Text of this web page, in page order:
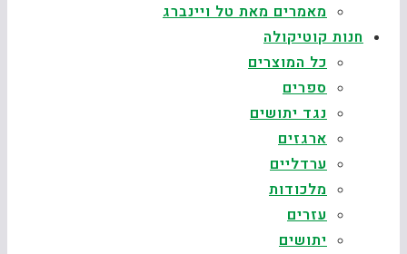
מאמרים מאת טל ויינברג
חנות קוטיקולה
כל המוצרים
ספרים
נגד יתושים
ארגזים
ערדליים
מלכודות
עזרים
יתושים